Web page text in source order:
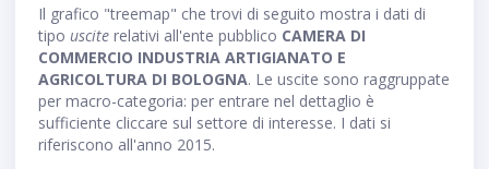
Il grafico "treemap" che trovi di seguito mostra i dati di
tipo uscite relativi all'ente pubblico CAMERA DI
COMMERCIO INDUSTRIA ARTIGIANATO E
AGRICOLTURA DI BOLOGNA. Le uscite sono raggruppate
per macro-categoria: per entrare nel dettaglio è
sufficiente cliccare sul settore di interesse. I dati si
riferiscono all'anno 2015.